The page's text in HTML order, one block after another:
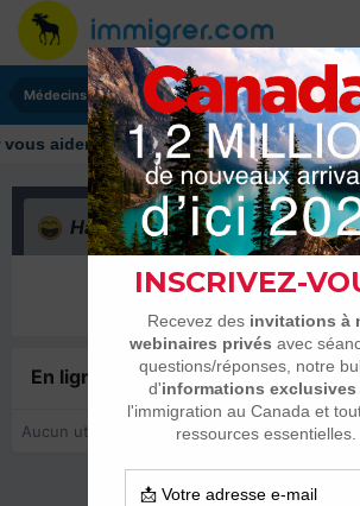
Médecins, infirmières et pharmaciens
Haha(0)
Il n’y a encore rien ici
En ligne récemment0 membre est en
Aucun utilisateur enregistré regarde cette